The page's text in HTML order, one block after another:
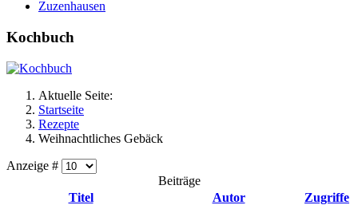
Zuzenhausen
Kochbuch
Aktuelle Seite:
Startseite
Rezepte
Weihnachtliches Gebäck
Anzeige #
Beiträge
Titel
Autor
Zugriffe